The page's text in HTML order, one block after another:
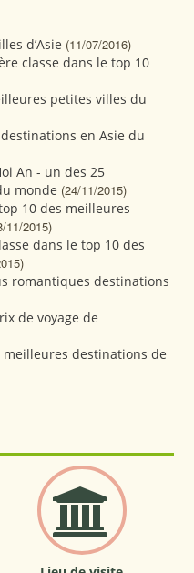
d’Asie (11/07/2016)
classe dans le top 10
petites villes du
en Asie du
An - un des 25
monde (24/11/2015)
10 des meilleures
11/2015)
dans le top 10 des
romantiques destinations
de voyage de
meilleures destinations de